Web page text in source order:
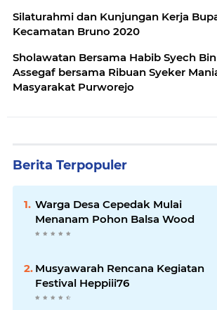
Silaturahmi dan Kunjungan Kerja
Kecamatan Bruno 2020
Sholawatan Bersama Habib Syech
Assegaf bersama Ribuan Syeker
Masyarakat Purworejo
Berita Terpopuler
Warga Desa Cepedak Mulai
Menanam Pohon Balsa Wood
Musyawarah Rencana Kegiatan
Festival Heppiii76